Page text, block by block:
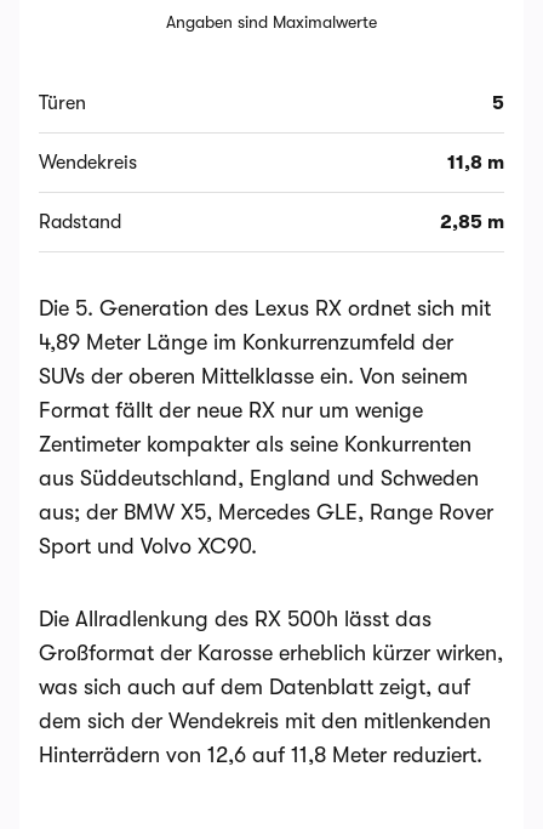
Angaben sind Maximalwerte
Türen 5
Wendekreis 11,8 m
Radstand 2,85 m
Die 5. Generation des Lexus RX ordnet sich mit
4,89 Meter Länge im Konkurrenzumfeld der
SUVs der oberen Mittelklasse ein. Von seinem
Format fällt der neue RX nur um wenige
Zentimeter kompakter als seine Konkurrenten
aus Süddeutschland, England und Schweden
aus; der BMW X5, Mercedes GLE, Range Rover
Sport und Volvo XC90.
Die Allradlenkung des RX 500h lässt das
Großformat der Karosse erheblich kürzer wirken,
was sich auch auf dem Datenblatt zeigt, auf
dem sich der Wendekreis mit den mitlenkenden
Hinterrädern von 12,6 auf 11,8 Meter reduziert.